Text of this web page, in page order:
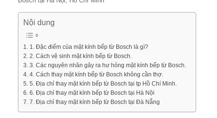
Nội dung
1. Đặc điểm của mặt kính bếp từ Bosch là gì?
2. Cách vệ sinh mặt kính bếp từ Bosch.
3. Các nguyên nhân gây ra hư hỏng mặt kính bếp từ Bosch.
4. Cách thay mặt kính bếp từ Bosch không cần thợ.
5. Địa chỉ thay mặt kính bếp từ Bosch tại tp Hồ Chí Minh.
6. Địa chỉ thay mặt kính bếp từ Bosch tại Hà Nội
7. Địa chỉ thay mặt kính bếp từ Bosch tại Đà Nẵng